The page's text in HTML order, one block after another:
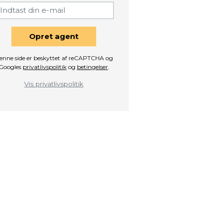
Opret agent
side er beskyttet af reCAPTCHA og
privatlivspolitikog betingelser.
Vis privatlivspolitik